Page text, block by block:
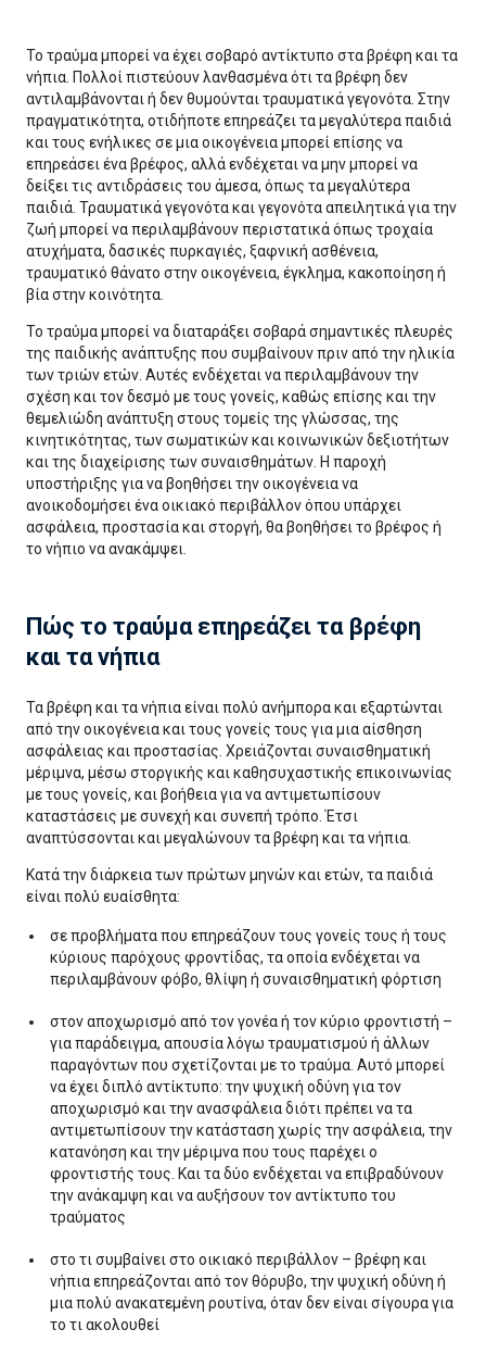
Το τραύμα μπορεί να έχει σοβαρό αντίκτυπο στα βρέφη και τα
νήπια. Πολλοί πιστεύουν λανθασμένα ότι τα βρέφη δεν
αντιλαμβάνονται ή δεν θυμούνται τραυματικά γεγονότα. Στην
πραγματικότητα, οτιδήποτε επηρεάζει τα μεγαλύτερα παιδιά
και τους ενήλικες σε μια οικογένεια μπορεί επίσης να
επηρεάσει ένα βρέφος, αλλά ενδέχεται να μην μπορεί να
δείξει τις αντιδράσεις του άμεσα, όπως τα μεγαλύτερα
παιδιά. Τραυματικά γεγονότα και γεγονότα απειλητικά για την
ζωή μπορεί να περιλαμβάνουν περιστατικά όπως τροχαία
ατυχήματα, δασικές πυρκαγιές, ξαφνική ασθένεια,
τραυματικό θάνατο στην οικογένεια, έγκλημα, κακοποίηση ή
βία στην κοινότητα.
Το τραύμα μπορεί να διαταράξει σοβαρά σημαντικές πλευρές
της παιδικής ανάπτυξης που συμβαίνουν πριν από την ηλικία
των τριών ετών. Αυτές ενδέχεται να περιλαμβάνουν την
σχέση και τον δεσμό με τους γονείς, καθώς επίσης και την
θεμελιώδη ανάπτυξη στους τομείς της γλώσσας, της
κινητικότητας, των σωματικών και κοινωνικών δεξιοτήτων
και της διαχείρισης των συναισθημάτων. Η παροχή
υποστήριξης για να βοηθήσει την οικογένεια να
ανοικοδομήσει ένα οικιακό περιβάλλον όπου υπάρχει
ασφάλεια, προστασία και στοργή, θα βοηθήσει το βρέφος ή
το νήπιο να ανακάμψει.
Πώς το τραύμα επηρεάζει τα βρέφη
και τα νήπια
Τα βρέφη και τα νήπια είναι πολύ ανήμπορα και εξαρτώνται
από την οικογένεια και τους γονείς τους για μια αίσθηση
ασφάλειας και προστασίας. Χρειάζονται συναισθηματική
μέριμνα, μέσω στοργικής και καθησυχαστικής επικοινωνίας
με τους γονείς, και βοήθεια για να αντιμετωπίσουν
καταστάσεις με συνεχή και συνεπή τρόπο. Έτσι
αναπτύσσονται και μεγαλώνουν τα βρέφη και τα νήπια.
Κατά την διάρκεια των πρώτων μηνών και ετών, τα παιδιά
είναι πολύ ευαίσθητα:
σε προβλήματα που επηρεάζουν τους γονείς τους ή τους
κύριους παρόχους φροντίδας, τα οποία ενδέχεται να
περιλαμβάνουν φόβο, θλίψη ή συναισθηματική φόρτιση
στον αποχωρισμό από τον γονέα ή τον κύριο φροντιστή –
για παράδειγμα, απουσία λόγω τραυματισμού ή άλλων
παραγόντων που σχετίζονται με το τραύμα. Αυτό μπορεί
να έχει διπλό αντίκτυπο: την ψυχική οδύνη για τον
αποχωρισμό και την ανασφάλεια διότι πρέπει να τα
αντιμετωπίσουν την κατάσταση χωρίς την ασφάλεια, την
κατανόηση και την μέριμνα που τους παρέχει ο
φροντιστής τους. Και τα δύο ενδέχεται να επιβραδύνουν
την ανάκαμψη και να αυξήσουν τον αντίκτυπο του
τραύματος
στο τι συμβαίνει στο οικιακό περιβάλλον – βρέφη και
νήπια επηρεάζονται από τον θόρυβο, την ψυχική οδύνη ή
μια πολύ ανακατεμένη ρουτίνα, όταν δεν είναι σίγουρα για
το τι ακολουθεί